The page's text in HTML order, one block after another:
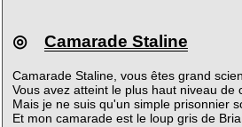
◎ Camarade Staline
Camarade Staline, vous êtes grand
Vous avez atteint le plus haut niveau de
Mais je ne suis qu'un simple prisonnier
Et mon camarade est le loup gris de